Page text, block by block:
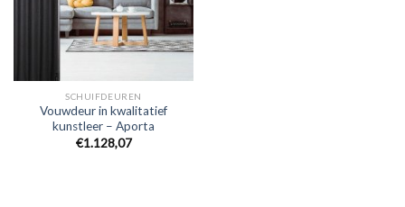
SCHUIFDEUREN
Vouwdeur in kwalitatief
kunstleer – Aporta
€1.128,07